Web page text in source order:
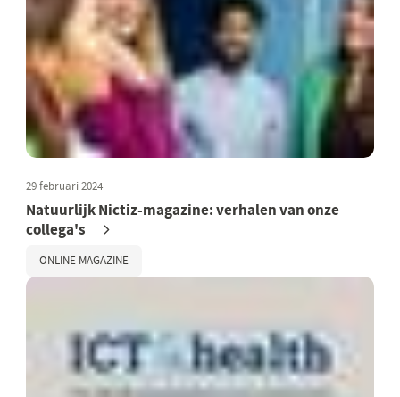
29 februari 2024
Natuurlijk Nictiz-magazine: verhalen van onze
collega's
ONLINE MAGAZINE